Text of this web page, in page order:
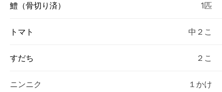
鱧（骨切り済） 1匹
トマト 中２こ
すだち ２こ
ニンニク １かけ